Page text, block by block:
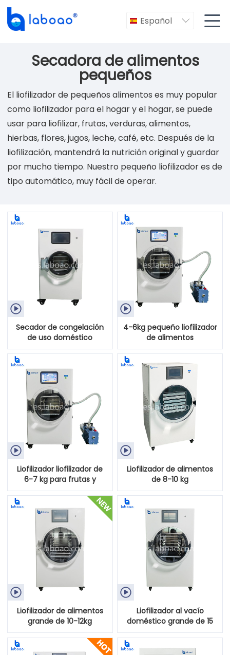
Español  
Secadora de alimentos
pequeños
El liofilizador de pequeños alimentos es muy popular
como liofilizador para el hogar y el hogar, se puede
usar para liofilizar, frutas, verduras, alimentos,
hierbas, flores, jugos, leche, café, etc. Después de la
liofilización, mantendrá la nutrición original y guardar
por mucho tiempo. Nuestro pequeño liofilizador es de
tipo automático, muy fácil de operar.

Secador de congelación
de uso doméstico
pequeño de 1-2 kg para

4-6kg pequeño liofilizador
de alimentos

Liofilizador liofilizador de
6-7 kg para frutas y
verduras

Liofilizador de alimentos
de 8-10 kg

Liofilizador de alimentos
grande de 10-12kg

Liofilizador al vacío
doméstico grande de 15
kg para alimentos